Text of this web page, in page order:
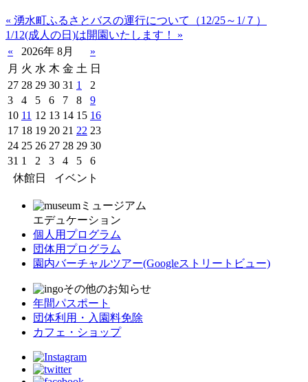
« 湧水町ふるさとバスの運行について（12/25～1/７）
1/12(成人の日)は開園いたします！ »
«
2026年 8月
»
月 火 水 木 金 土 日
27 28 29 30 31 1
2
3
4 5 6 7 8
9
10 11 12 13 14 15 16
17 18 19 20 21 22 23
24 25 26 27 28 29 30
31 1 2 3 4 5
6
休館日
イベント
ミュージアム
エデュケーション
個人用プログラム
団体用プログラム
園内バーチャルツアー(Googleストリートビュー)
その他のお知らせ
年間パスポート
団体利用・入園料免除
カフェ・ショップ